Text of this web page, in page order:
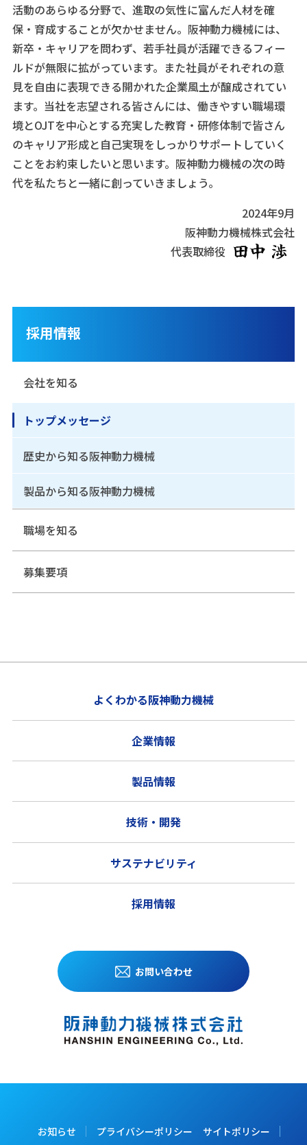
活動のあらゆる分野で、進取の気性に富んだ人材を確
保・育成することが欠かせません。阪神動力機械には、
新卒・キャリアを問わず、若手社員が活躍できるフィー
ルドが無限に拡がっています。また社員がそれぞれの意
見を自由に表現できる開かれた企業風土が醸成されてい
ます。当社を志望される皆さんには、働きやすい職場環
境とOJTを中心とする充実した教育・研修体制で皆さん
のキャリア形成と自己実現をしっかりサポートしていく
ことをお約束したいと思います。阪神動力機械の次の時
代を私たちと一緒に創っていきましょう。
2024年9月
阪神動力機械株式会社
代表取締役
採用情報
会社を知る
トップメッセージ
歴史から知る阪神動力機械
製品から知る阪神動力機械
職場を知る
募集要項
お問い合わせ
よくわかる阪神動力機械
企業情報
製品情報
技術・開発
サステナビリティ
採用情報
お知らせ プライバシーポリシー サイトポリシー